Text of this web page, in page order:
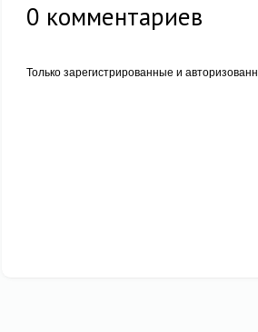
0 комментариев
Только зарегистрированные и